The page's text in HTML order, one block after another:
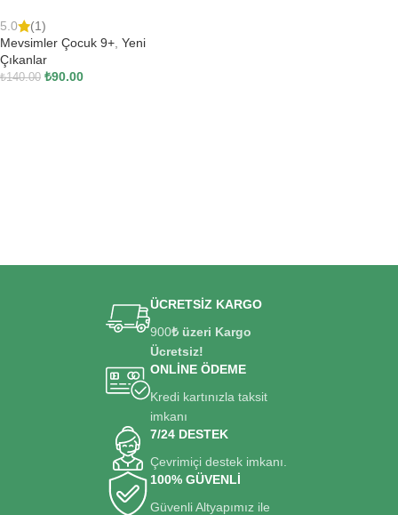
5.0
(1)
Mevsimler Çocuk 9+, Yeni
Çıkanlar
₺140.00 ₺90.00
ÜCRETSİZ KARGO
900₺ üzeri Kargo
Ücretsiz!
ONLİNE ÖDEME
Kredi kartınızla taksit
imkanı
7/24 DESTEK
Çevrimiçi destek imkanı.
100% GÜVENLİ
Güvenli Altyapımız ile